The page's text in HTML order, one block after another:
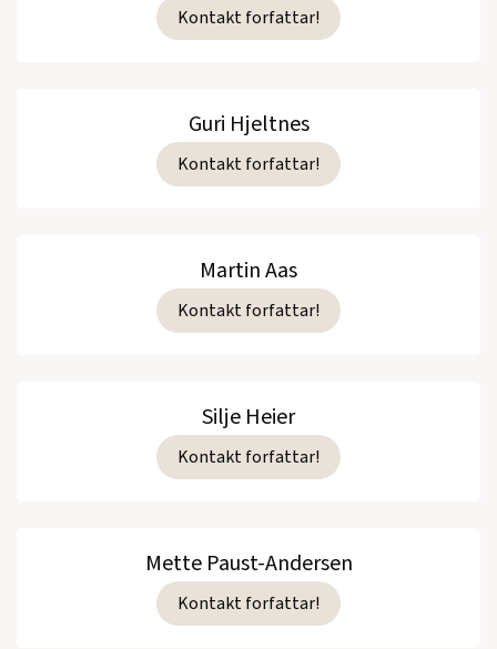
Kontakt forfattar!
Guri Hjeltnes
Kontakt forfattar!
Martin Aas
Kontakt forfattar!
Silje Heier
Kontakt forfattar!
Mette Paust-Andersen
Kontakt forfattar!